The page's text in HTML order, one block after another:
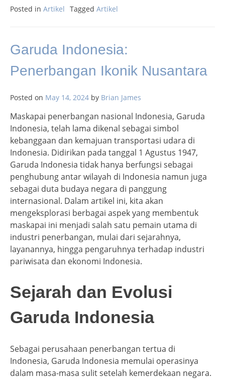
Posted in Artikel Tagged Artikel
Garuda Indonesia:
Penerbangan Ikonik Nusantara
Posted on May 14, 2024 by Brian James
Maskapai penerbangan nasional Indonesia, Garuda
Indonesia, telah lama dikenal sebagai simbol
kebanggaan dan kemajuan transportasi udara di
Indonesia. Didirikan pada tanggal 1 Agustus 1947,
Garuda Indonesia tidak hanya berfungsi sebagai
penghubung antar wilayah di Indonesia namun juga
sebagai duta budaya negara di panggung
internasional. Dalam artikel ini, kita akan
mengeksplorasi berbagai aspek yang membentuk
maskapai ini menjadi salah satu pemain utama di
industri penerbangan, mulai dari sejarahnya,
layanannya, hingga pengaruhnya terhadap industri
pariwisata dan ekonomi Indonesia.
Sejarah dan Evolusi
Garuda Indonesia
Sebagai perusahaan penerbangan tertua di
Indonesia, Garuda Indonesia memulai operasinya
dalam masa-masa sulit setelah kemerdekaan negara.